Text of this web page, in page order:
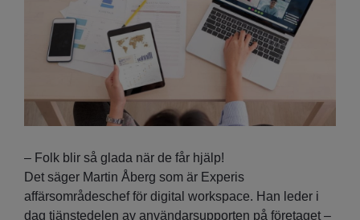
– Folk blir så glada när de får hjälp!
Det säger Martin Åberg som är Experis
affärsområdeschef för digital workspace. Han leder i
dag tjänstedelen av användarsupporten på företaget –